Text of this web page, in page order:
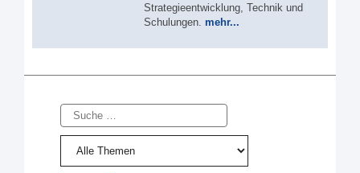
Strategieentwicklung, Technik und
Schulungen. mehr...
Suche